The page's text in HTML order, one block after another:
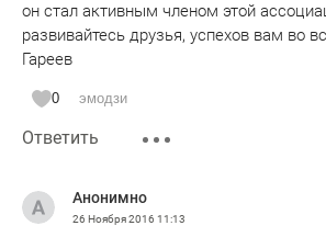
он стал активным членом этой
развивайтесь друзья, успехов вам во
Гареев
0 эмодзи
Ответить
Анонимно
26 Ноября 2016 11:13